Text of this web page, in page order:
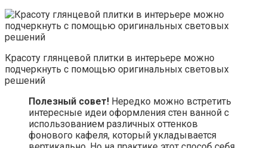
Красоту глянцевой плитки в интерьере можно
подчеркнуть с помощью оригинальных световых
решений
Полезный совет! Нередко можно встретить
интересные идеи оформления стен ванной с
использованием различных оттенков
фонового кафеля, который укладывается